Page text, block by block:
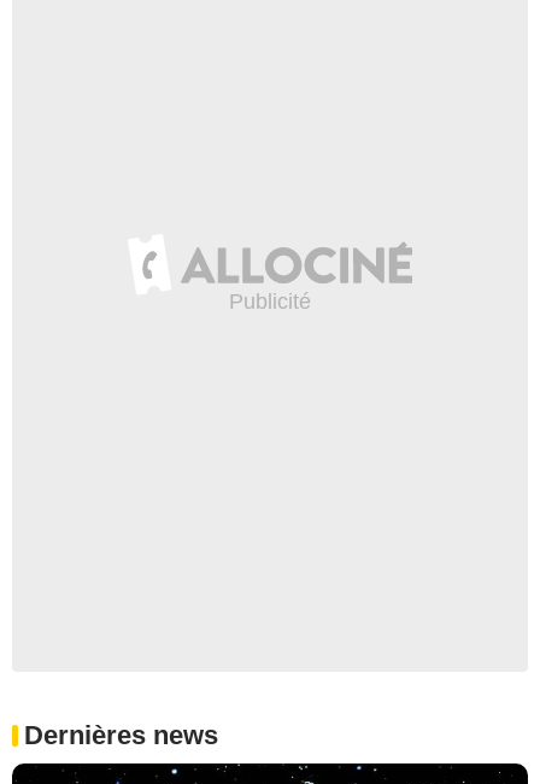
Dernières news